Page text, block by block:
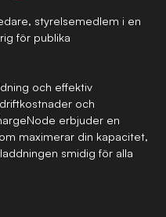
styrelsemedlem i en
för publika
och effektiv
och
erbjuder en
maximerar din kapacitet,
smidig för alla